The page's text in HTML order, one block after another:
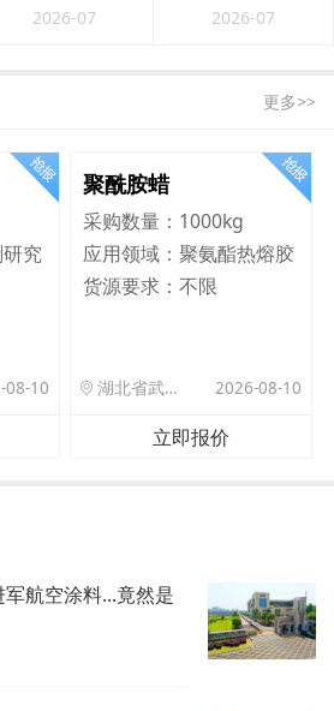
2026-07 2026-07
更多>>
究
08-10
聚酰胺蜡
采购数量： 1000kg
应用领域：聚氨酯热熔胶
货源要求：不限
湖北省武汉市洪山区珞狮路122号武汉理工大孵化楼B座1701室 2026-08-10
立即报价
航空涂料...竟然是